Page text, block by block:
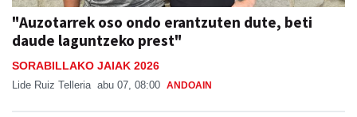
"Auzotarrek oso ondo erantzuten dute, beti
daude laguntzeko prest"
SORABILLAKO JAIAK 2026
Lide Ruiz Telleria abu 07, 08:00 ANDOAIN